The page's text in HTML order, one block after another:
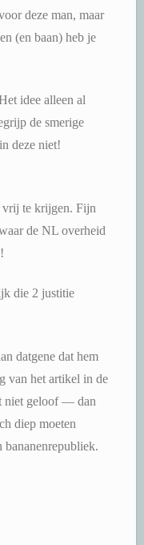
deze man, maar
(en baan) heb je
idee alleen al
de smerige
deze niet!
vrij te krijgen. Fijn
de NL overheid
die 2 justitie
datgene dat hem
van het artikel in de
niet geloof — dan
diep moeten
bananenrepubliek.